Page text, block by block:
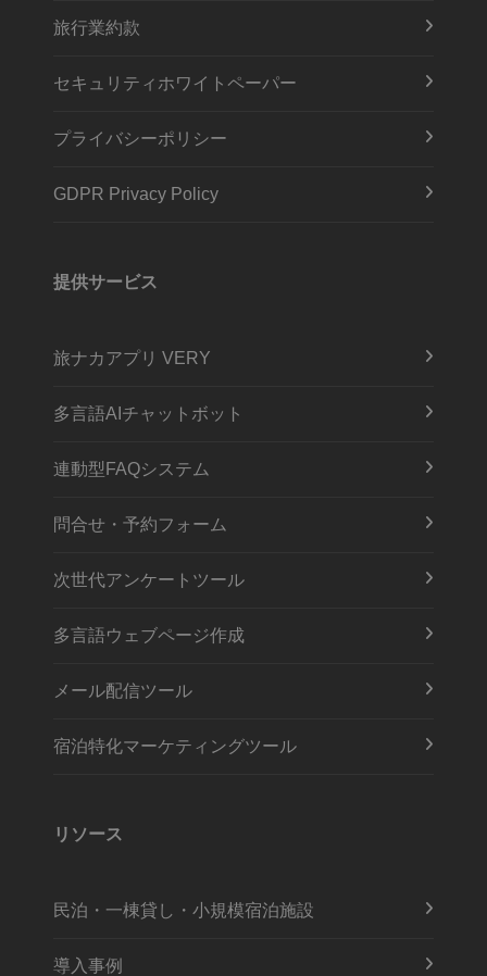
旅行業約款
セキュリティホワイトペーパー
プライバシーポリシー
GDPR Privacy Policy
提供サービス
旅ナカアプリ VERY
多言語AIチャットボット
連動型FAQシステム
問合せ・予約フォーム
次世代アンケートツール
多言語ウェブページ作成
メール配信ツール
宿泊特化マーケティングツール
リソース
民泊・一棟貸し・小規模宿泊施設
導入事例